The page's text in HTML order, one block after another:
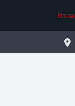
Из-